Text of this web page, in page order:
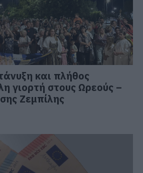
και πλήθος
γιορτή στους Ωρεούς –
Ζεμπίλης